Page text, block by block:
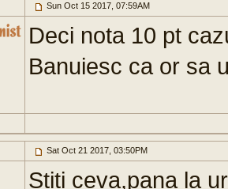
Sun Oct 15 2017, 07:59AM
Deci nota 10 pt
Banuiesc ca or sa
Sat Oct 21 2017, 03:50PM
Stiti ceva,pana la